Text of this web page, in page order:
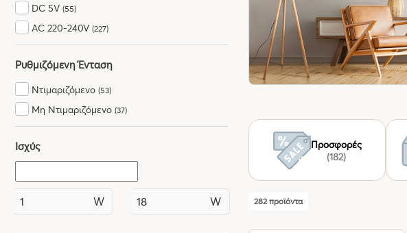
DC 5V (55)
AC 220-240V (227)
Ρυθμιζόμενη Ένταση
Ντιμαριζόμενο (53)
Μη Ντιμαριζόμενο (37)
Ισχύς
W W
Προσφορές
(182)
282 προϊόντα